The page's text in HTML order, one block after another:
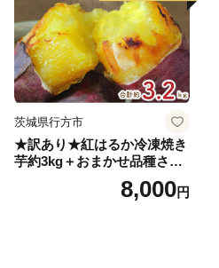
茨城県行方市
★訳あり★紅はるか冷凍焼き
芋約3kg＋おまかせ品種さつ
まいも 合計約3.2kg｜さつ
まいも サツマイモ さつま芋
8,000円